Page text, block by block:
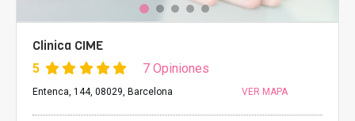
Clinica CIME
5 7 Opiniones
Entenca, 144, 08029, Barcelona VER MAPA